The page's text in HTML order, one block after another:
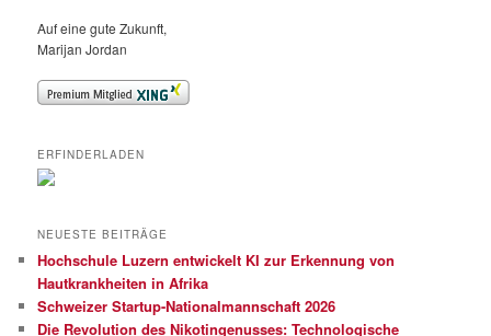
Auf eine gute Zukunft,
Marijan Jordan
ERFINDERLADEN
NEUESTE BEITRÄGE
Hochschule Luzern entwickelt KI zur Erkennung von
Hautkrankheiten in Afrika
Schweizer Startup-Nationalmannschaft 2026
Die Revolution des Nikotingenusses: Technologische